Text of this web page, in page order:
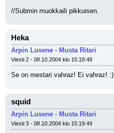
//Submin muokkaili pikkuisen.
Heka
Arpin Lusene - Musta Ritari
Viesti 2 - 08.10.2004 klo 15:18:48
Se on mestari vahraz! Ei vahraz! :)
squid
Arpin Lusene - Musta Ritari
Viesti 3 - 08.10.2004 klo 15:19:49